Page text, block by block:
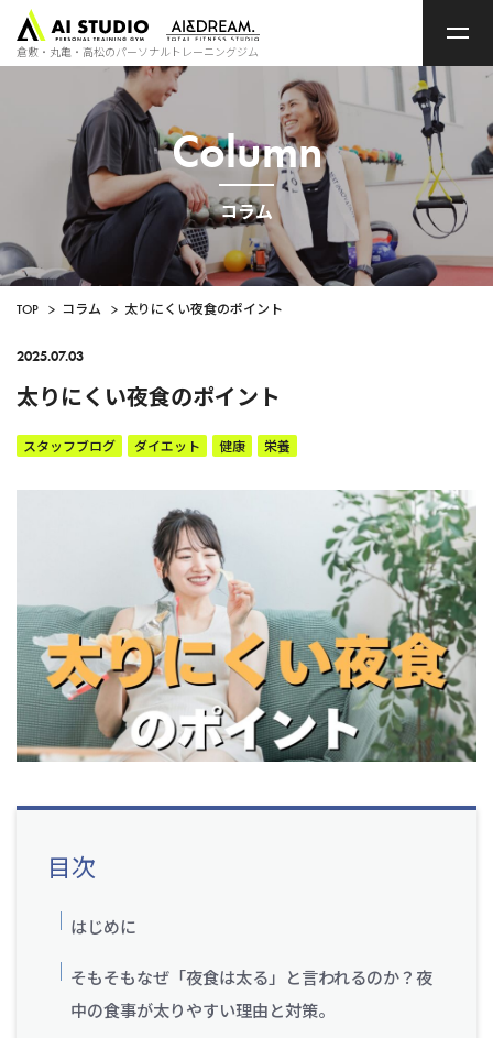
ッ
ペ
ー
ジ
倉敷・丸亀・高松のパーソナルトレーニングジム
Column
コラム
TOP > コラム > 太りにくい夜食のポイント
2025.07.03
太りにくい夜食のポイント
スタッフブログ ダイエット 健康 栄養
目次
はじめに
そもそもなぜ「夜食は太る」と言われるのか？夜
中の食事が太りやすい理由と対策。